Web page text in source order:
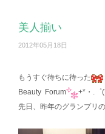
美人揃い
2012年05月18日
もうすぐ待ちに待った
Beauty Forum
+*・.゜
先日、昨年のグランプリ